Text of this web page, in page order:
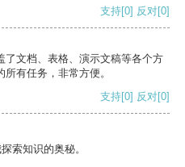
支持[0] 反对[0]
了文档、表格、演示文稿等各个方
有任务，非常方便。
支持[0] 反对[0]
索知识的奥秘。